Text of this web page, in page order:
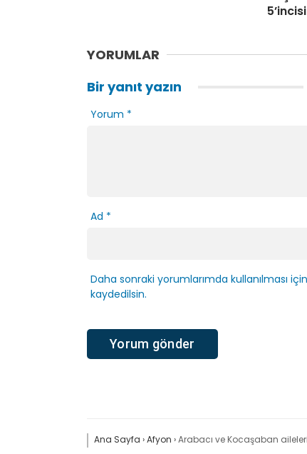
YORUMLAR
Bir yanıt yazın
Yorum *
Ad *
Daha sonraki yorumlarımda kullanılması
kaydedilsin.
Ana Sayfa ›Afyon ›Arabacı ve Kocaşaban